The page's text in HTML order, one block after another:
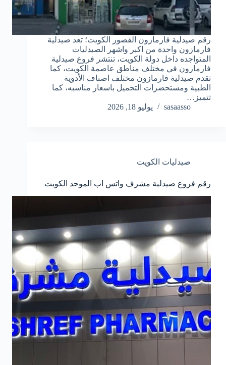
رقم صيدلية فارمازون القصور الكويت؛ تعد صيدلية
فارمازون واحدة من اكبر واشهر الصيدليات
المتواجده داخل دولة الكويت، تنتشر فروع صيدلية
فارمازون في مختلف مناطق عاصمة الكويت، كما
تقدم صيدلية فارمازون مختلف اصناف الأدوية
الطبية ومستحضرات التجميل باسعار مناسبه، كما
تتميز…
sasaasso
يوليو 18, 2026
صيدليات الكويت
رقم فروع صيدلية مشرف واتس اب الموحد الكويت